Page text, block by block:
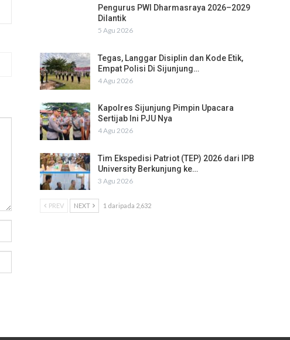
Pengurus PWI Dharmasraya 2026–2029
Dilantik
5 Agu 2026
Tegas, Langgar Disiplin dan Kode Etik,
Empat Polisi Di Sijunjung…
4 Agu 2026
Kapolres Sijunjung Pimpin Upacara
Sertijab Ini PJU Nya
4 Agu 2026
Tim Ekspedisi Patriot (TEP) 2026 dari IPB
University Berkunjung ke…
3 Agu 2026
PREV NEXT 1 daripada 2,632